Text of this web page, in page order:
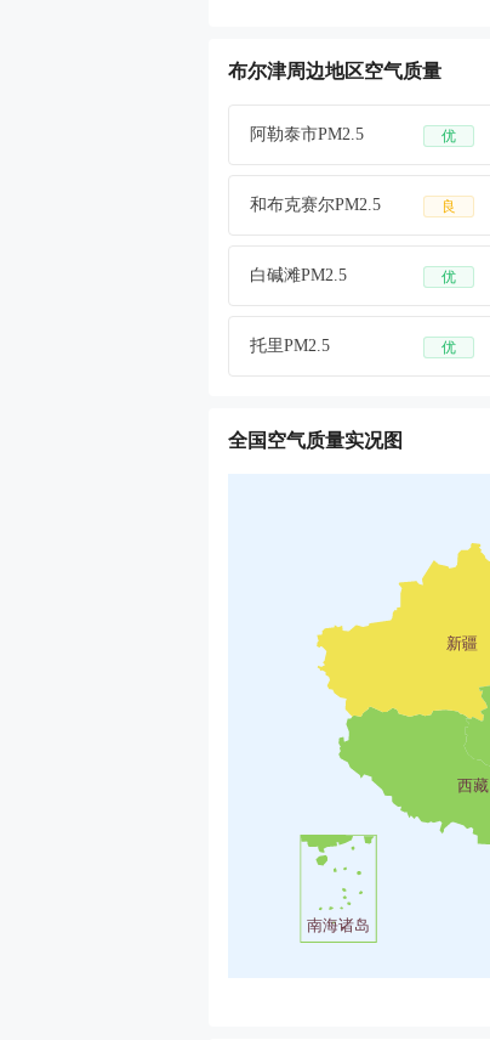
布尔津周边地区空气质量
阿勒泰市PM2.5 优
和布克赛尔PM2.5 良
白碱滩PM2.5 优
托里PM2.5 优
全国空气质量实况图
新疆
西藏
南海诸岛